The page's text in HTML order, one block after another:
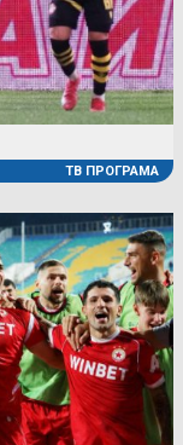
ТВ ПРОГРАМА